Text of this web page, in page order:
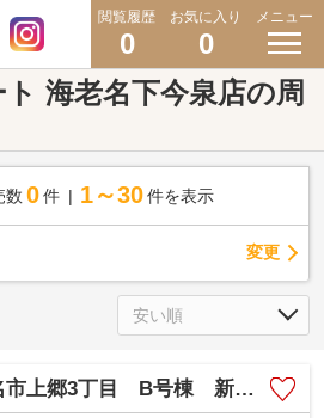
閲覧履歴
0
お気に入り
0
メニュー
海老名下今泉店の周
数 0 件 1～30 件を表示
変更
3丁目 B号棟 新築戸建 全4棟【仲介手数料無料】